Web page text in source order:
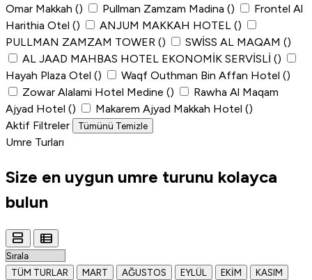
Omar Makkah () Pullman Zamzam Madina ()
Frontel Al
Harithia Otel () ANJUM MAKKAH HOTEL ()
PULLMAN ZAMZAM TOWER () SWİSS AL MAQAM ()
AL JAAD MAHBAS HOTEL EKONOMİK SERVİSLİ ()
Hayah Plaza Otel () Waqf Outhman Bin Affan Hotel ()
Zowar Alalami Hotel Medine ()
Rawha Al Maqam
Ajyad Hotel () Makarem Ajyad Makkah Hotel ()
Aktif Filtreler
Tümünü Temizle
Umre Turları
Size en uygun umre turunu kolayca
bulun
view_agenda view_list
TÜM TURLAR MART AĞUSTOS EYLÜL EKIM KASIM